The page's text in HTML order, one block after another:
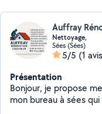
Auffray
Nettoyage,
Sées (Sées)
5/5 (1
Présentation
Bonjour, je propose
mon bureau à sées